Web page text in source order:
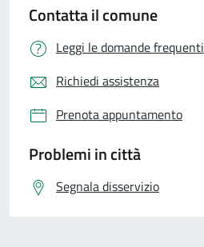
Contatta il comune
Leggi le domande frequenti
Richiedi assistenza
Prenota appuntamento
Problemi in città
Segnala disservizio